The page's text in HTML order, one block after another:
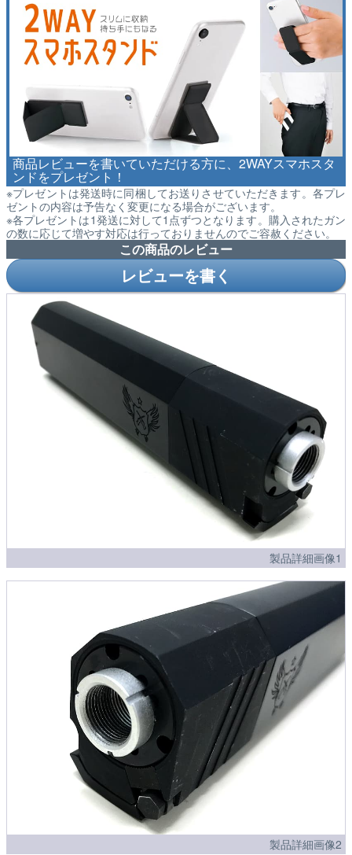
商品レビューを書いていただける方に、2WAYスマホスタ
ンドをプレゼント！
※プレゼントは発送時に同梱してお送りさせていただきます。各プレ
ゼントの内容は予告なく変更になる場合がございます。
※各プレゼントは1発送に対して1点ずつとなります。購入されたガン
の数に応じて増やす対応は行っておりませんのでご容赦ください。
この商品のレビュー
レビューを書く
製品詳細画像1
製品詳細画像2